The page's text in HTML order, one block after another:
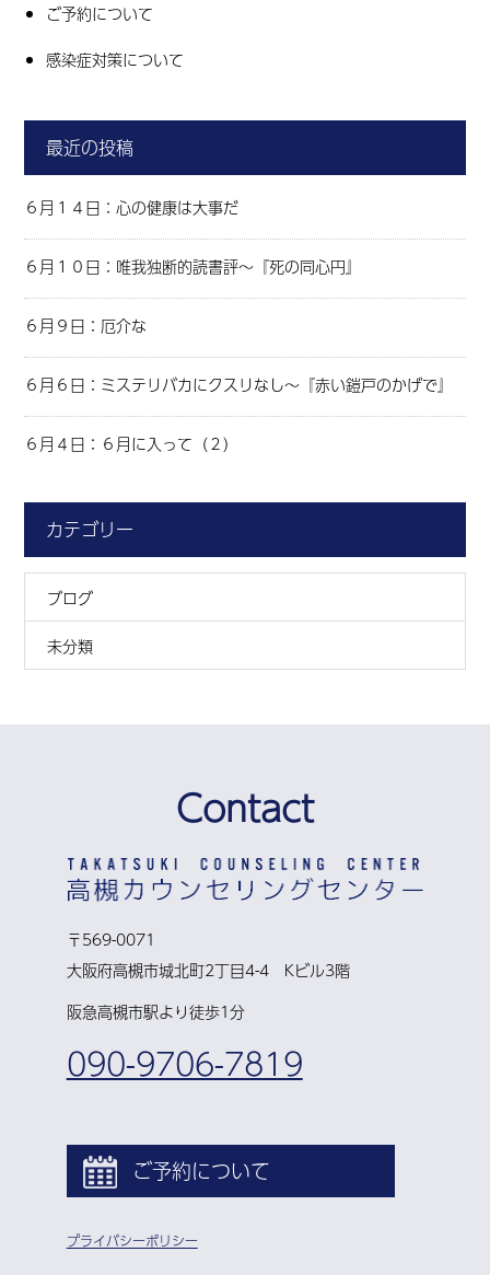
ご予約について
感染症対策について
最近の投稿
６月１４日：心の健康は大事だ
６月１０日：唯我独断的読書評～『死の同心円』
６月９日：厄介な
６月６日：ミステリバカにクスリなし～『赤い鎧戸のかげで』
６月４日：６月に入って（２）
カテゴリー
ブログ
未分類
Contact
〒569-0071
大阪府高槻市城北町2丁目4-4 Kビル3階
阪急高槻市駅より徒歩1分
090-9706-7819
ご予約について
プライバシーポリシー